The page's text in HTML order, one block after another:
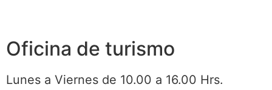
Oficina de turismo
Lunes a Viernes de 10.00 a 16.00 Hrs.